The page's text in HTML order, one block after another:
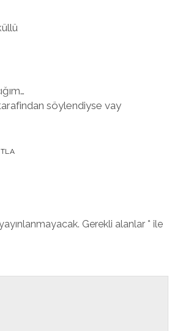
söylendiyse vay
Gerekli alanlar * ile